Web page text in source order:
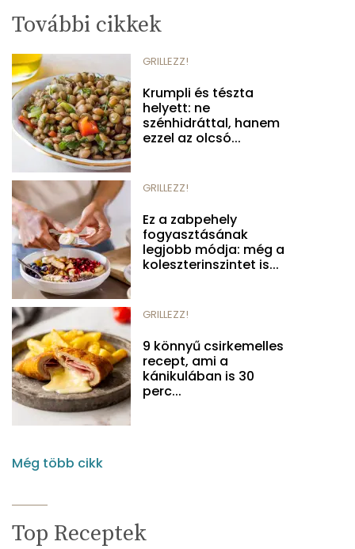
További cikkek
GRILLEZZ!
Krumpli és tészta
helyett: ne
szénhidráttal, hanem
ezzel az olcsó...
GRILLEZZ!
Ez a zabpehely
fogyasztásának
legjobb módja: még a
koleszterinszintet is...
GRILLEZZ!
9 könnyű csirkemelles
recept, ami a
kánikulában is 30
perc...
Még több cikk
Top Receptek